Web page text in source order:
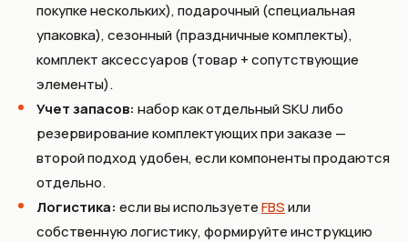
покупке нескольких), подарочный (специальная
упаковка), сезонный (праздничные комплекты),
комплект аксессуаров (товар + сопутствующие
элементы).
Учет запасов: набор как отдельный SKU либо
резервирование комплектующих при заказе —
второй подход удобен, если компоненты продаются
отдельно.
Логистика: если вы используетеFBSили
собственную логистику, формируйте инструкцию